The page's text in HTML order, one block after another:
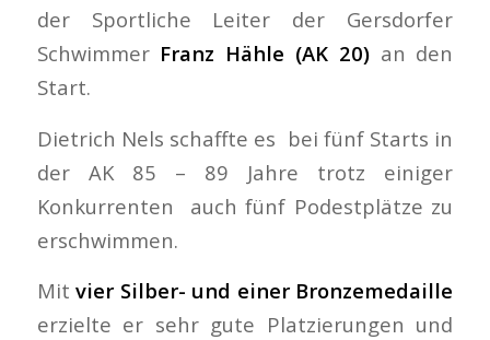
der Sportliche Leiter der Gersdorfer
Schwimmer Franz Hähle (AK 20)an den
Start.
Dietrich Nels schaffte es bei fünf Starts in
der AK 85 – 89 Jahre trotz einiger
Konkurrenten auch fünf Podestplätze zu
erschwimmen.
Mitvier Silber- und einer Bronzemedaille
erzielte er sehr gute Platzierungen und